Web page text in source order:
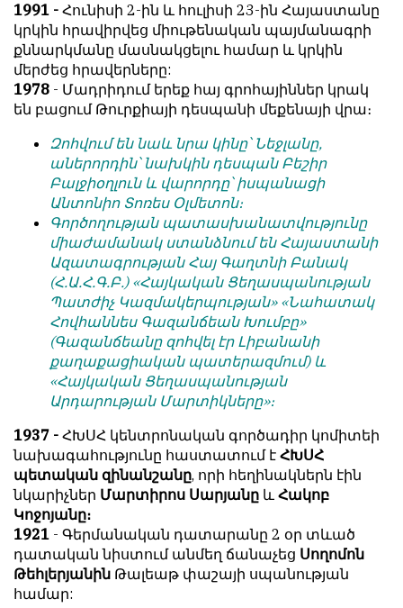
1991 - Հունիսի 2-ին և հուլիսի 23-ին Հայաստանը
կրկին հրավիրվեց միութենական պայմանագրի
քննարկմանը մասնակցելու համար և կրկին
մերժեց հրավերները:
1978 - Մադրիդում երեք հայ գրոհայիններ կրակ
են բացում Թուրքիայի դեսպանի մեքենայի վրա։
Զոհվում են նաև նրա կինը՝ Նեջլանը,
աներորդին՝ նախկին դեսպան Բեշիր
Բալջիօղլուն և վարորդը՝ իսպանացի
Անտոնիո Տոռես Օլմետոն։
Գործողության պատասխանատվությունը
միաժամանակ ստանձնում են Հայաստանի
Ազատագրության Հայ Գաղտնի Բանակ
(Հ.Ա.Հ.Գ.Բ.) «Հայկական Ցեղասպանության
Պատժիչ Կազմակերպության» «Նահատակ
Հովհաննես Գազանճեան Խումբը»
(Գազանճեանը զոհվել էր Լիբանանի
քաղաքացիական պատերազմում) և
«Հայկական Ցեղասպանության
Արդարության Մարտիկները»։
1937 - ՀԽՍՀ կենտրոնական գործադիր կոմիտեի
նախագահությունը հաստատում է ՀԽՍՀ
պետական զինանշանը, որի հեղինակներն էին
նկարիչներ Մարտիրոս Սարյանը և Հակոբ
Կոջոյանը։
1921 - Գերմանական դատարանը 2 օր տևած
դատական նիստում անմեղ ճանաչեց Սողոմոն
Թեհլերյանին Թալեաթ փաշայի սպանության
համար: